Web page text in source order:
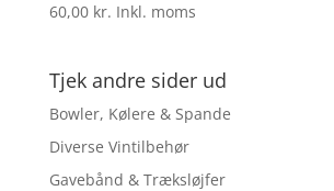
60,00 kr. Inkl. moms
Tjek andre sider ud
Bowler, Kølere & Spande
Diverse Vintilbehør
Gavebånd & Træksløjfer